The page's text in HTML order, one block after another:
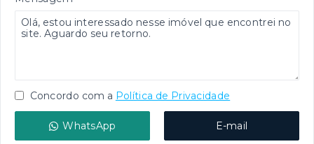
Concordo com a Política de Privacidade
WhatsApp E-mail